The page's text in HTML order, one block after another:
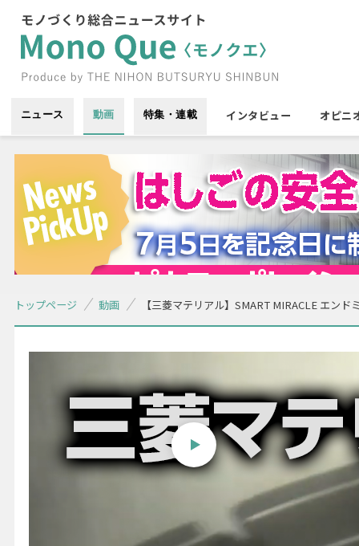
ニュース 動画 特集・連載 インタビュー オピニ
トップページ 動画 【三菱マテリアル】SMART MIRACLE エン